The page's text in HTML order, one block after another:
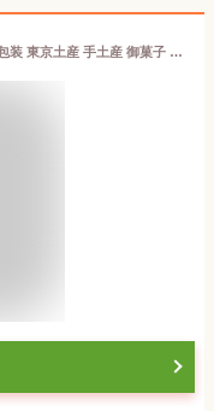
東京カンパネラ ショコラ (10個入り) 個包装 東京土産 手土産 御菓子 人気 御菓子 個包装 ラングドシャ お土産 カンパネラ 東京お土産 東京カンパネラ 退職 お菓子 ギフト 贈り物 クリスマス